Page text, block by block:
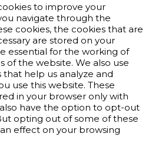
to improve your
navigate through the
cookies, the cookies that are
are stored on your
essential for the working of
of the website. We also use
help us analyze and
use this website. These
in your browser only with
have the option to opt-out
opting out of some of these
effect on your browsing